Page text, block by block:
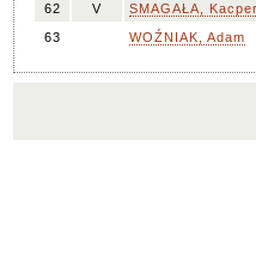
62
V
SMAGAŁA,
63
WOŹNIAK, Adam